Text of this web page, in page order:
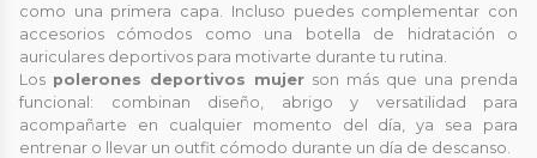
como una primera capa. Incluso puedes complementar con
accesorios cómodos como una botella de hidratación o
auriculares deportivos para motivarte durante tu rutina.
Los polerones deportivos mujer son más que una prenda
funcional: combinan diseño, abrigo y versatilidad para
acompañarte en cualquier momento del día, ya sea para
entrenar o llevar un outfit cómodo durante un día de descanso.